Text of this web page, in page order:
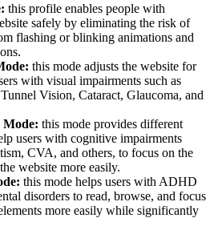
this profile enables people with
safely by eliminating the risk of
flashing or blinking animations and
this mode adjusts the website for
with visual impairments such as
Vision, Cataract, Glaucoma, and
Mode: this mode provides different
users with cognitive impairments
CVA, and others, to focus on the
website more easily.
this mode helps users with ADHD
disorders to read, browse, and focus
more easily while significantly